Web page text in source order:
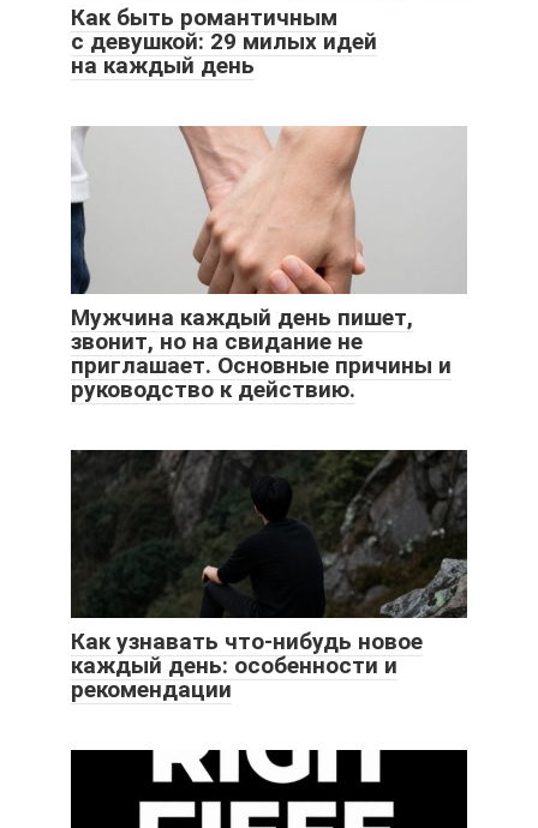
Как быть романтичным
с девушкой: 29 милых идей
на каждый день
Мужчина каждый день пишет,
звонит, но на свидание не
приглашает. Основные причины и
руководство к действию.
Как узнавать что-нибудь новое
каждый день: особенности и
рекомендации